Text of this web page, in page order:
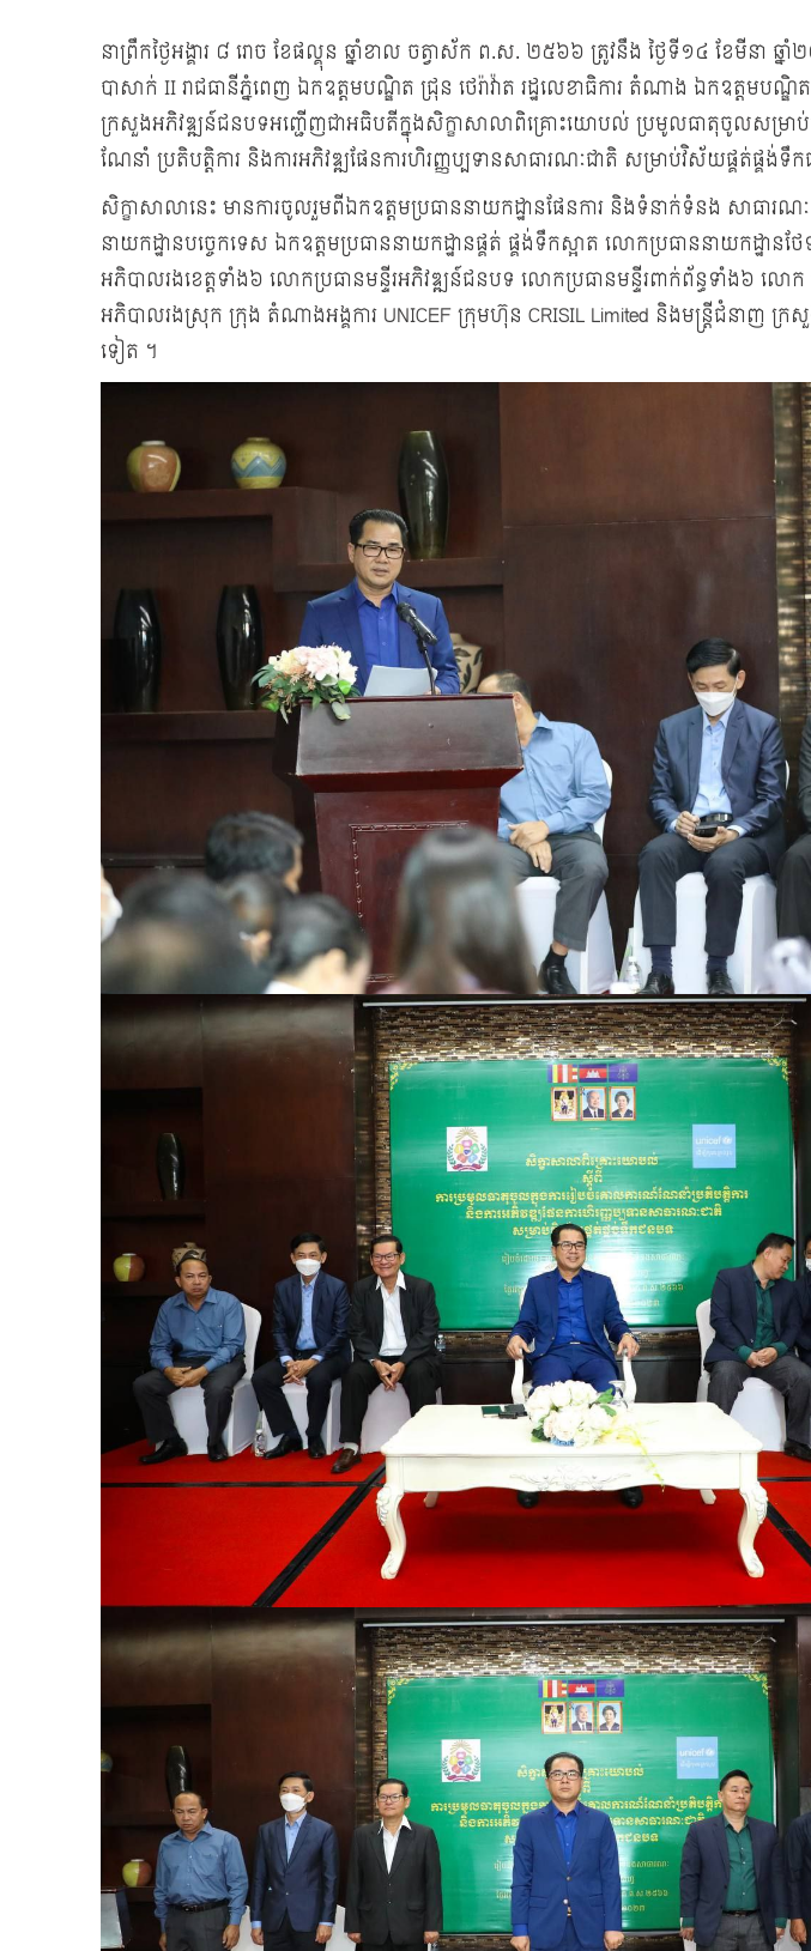
នាព្រឹកថ្ងៃអង្គារ ៨ រោច ខែផល្គុន ឆ្នាំខាល ចត្វាស័ក ព.ស. ២៥៦៦ ត្រូវនឹង ថ្ងៃទី១៤ ខែមីនា ឆ្
បាសាក់ II រាជធានីភ្នំពេញ ឯកឧត្តមបណ្ឌិត ជ្រុន ថេរ៉ាវ៉ាត រដ្ឋលេខាធិការ តំណាង ឯកឧត្តមបណ្ឌិតស
ក្រសួងអភិវឌ្ឍន៍ជនបទអញ្ជើញជាអធិបតីក្នុងសិក្ខាសាលាពិគ្រោះយោបល់ ប្រមូលធាតុចូលសម្រា
ណែនាំ ប្រតិបត្តិការ និងការអភិវឌ្ឍផែនការហិរញ្ញប្បទានសាធារណៈជាតិ សម្រាប់វិស័យផ្គត់ផ្គង់
សិក្ខាសាលានេះ មានការចូលរួមពីឯកឧត្តមប្រធាននាយកដ្ឋានផែនការ និងទំនាក់ទំនង សាធារណ
នាយកដ្ឋានបច្ចេកទេស ឯកឧត្តមប្រធាននាយកដ្ឋានផ្គត់ ផ្គង់ទឹកស្អាត លោកប្រធាននាយកដ្ឋា
អភិបាលរងខេត្តទាំង៦ លោកប្រធានមន្ទីរអភិវឌ្ឍន៍ជនបទ លោកប្រធានមន្ទីរពាក់ព័ន្ធទាំង៦ ល
អភិបាលរងស្រុក ក្រុង តំណាងអង្គការ UNICEF ក្រុមហ៊ុន CRISIL Limited និងមន្រ្តីជំនាញ ក្រ
ទៀត ។